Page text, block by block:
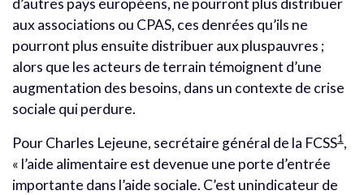
aux associations ou CPAS, ces denrées qu’ils ne
pourront plus ensuite distribuer aux pluspauvres ;
alors que les acteurs de terrain témoignent d’une
augmentation des besoins, dans un contexte de crise
sociale qui perdure.
Pour Charles Lejeune, secrétaire général de la FCSS1 ,
« l’aide alimentaire est devenue une porte d’entrée
importante dans l’aide sociale. C’est unindicateur de